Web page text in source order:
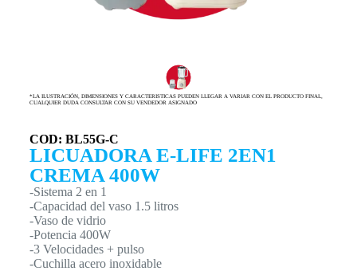
*LA ILUSTRACIÓN, DIMENSIONES Y CARACTERISTICAS PUEDEN LLEGAR A VARIAR CON EL PRODUCTO FINAL,
CUALQUIER DUDA CONSULTAR CON SU VENDEDOR ASIGNADO
COD: BL55G-C
LICUADORA E-LIFE 2EN1
CREMA 400W
-Sistema 2 en 1
-Capacidad del vaso 1.5 litros
-Vaso de vidrio
-Potencia 400W
-3 Velocidades + pulso
-Cuchilla acero inoxidable